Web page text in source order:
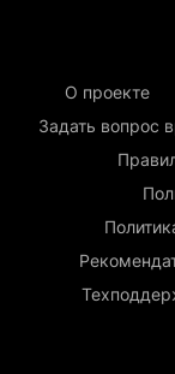
О проекте
Задать вопрос